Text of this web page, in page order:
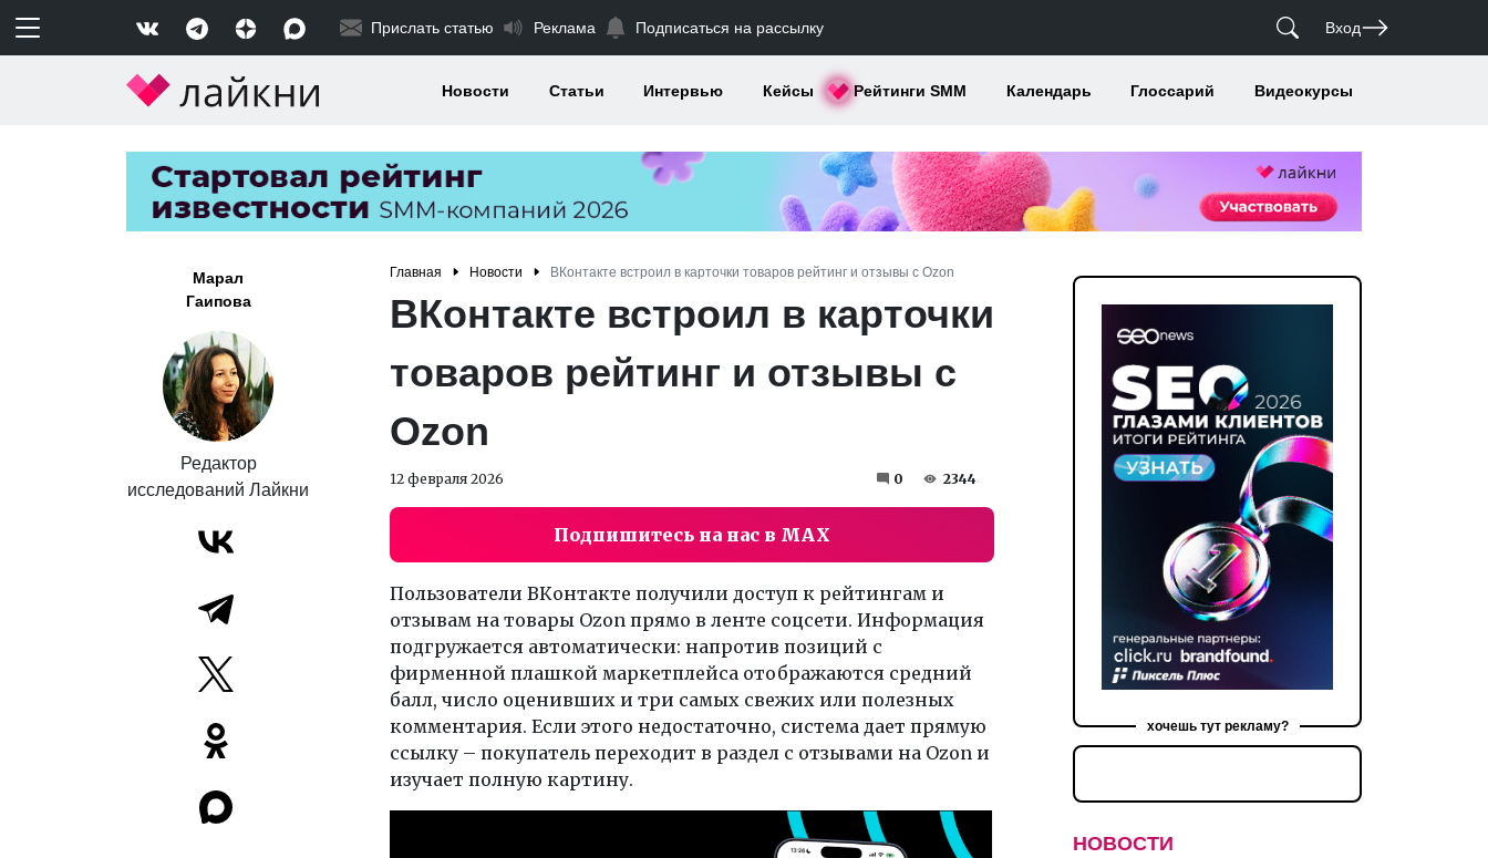
Прислать статью Реклама Подписаться на рассылку Вход
Новости Статьи Интервью Кейсы Рейтинги SMM Календарь Глоссарий Видеокурсы
Марал
Гаипова
Редактор
исследований Лайкни
Главная Новости ВКонтакте встроил в карточки товаров рейтинг и отзывы с Ozon
ВКонтакте встроил в карточки
товаров рейтинг и отзывы с
Ozon
12 февраля 2026 0 2344
Подпишитесь на нас в MAX
Пользователи ВКонтакте получили доступ к рейтингам и
отзывам на товары Ozon прямо в ленте соцсети. Информация
подгружается автоматически: напротив позиций с
фирменной плашкой маркетплейса отображаются средний
балл, число оценивших и три самых свежих или полезных
комментария. Если этого недостаточно, система дает прямую
ссылку – покупатель переходит в раздел с отзывами на Ozon и
изучает полную картину.
хочешь тут рекламу?
НОВОСТИ